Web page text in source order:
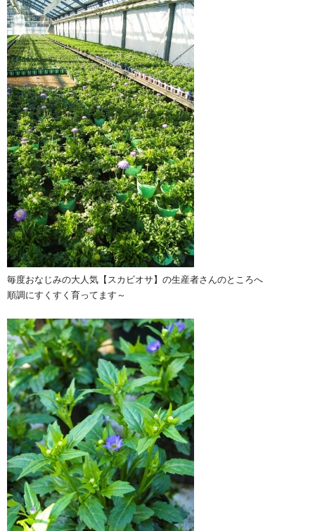
毎度おなじみの大人気【スカビオサ】の生産者さんのところへ
順調にすくすく育ってます～